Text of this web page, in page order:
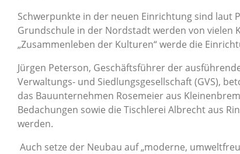
Schwerpunkte in der neuen Einrichtung sind laut
Grundschule in der Nordstadt werden von
„Zusammenleben der Kulturen“ werde die
Jürgen Peterson, Geschäftsführer der
Verwaltungs- und Siedlungsgesellschaft (GVS),
das Bauunternehmen Rosemeier aus
Bedachungen sowie die Tischlerei Albrecht aus
werden.
Auch setze der Neubau auf „moderne,